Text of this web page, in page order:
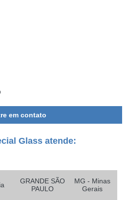
em contato
Glass atende:
GRANDE SÃO
PAULO
MG - Minas
Gerais